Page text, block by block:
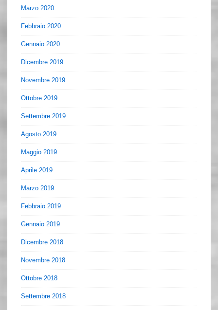
Marzo 2020
Febbraio 2020
Gennaio 2020
Dicembre 2019
Novembre 2019
Ottobre 2019
Settembre 2019
Agosto 2019
Maggio 2019
Aprile 2019
Marzo 2019
Febbraio 2019
Gennaio 2019
Dicembre 2018
Novembre 2018
Ottobre 2018
Settembre 2018